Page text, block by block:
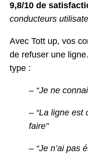
9,8/10 de
conducteurs
Avec Tott up, vos
de refuser une
type :
– “Je ne
– “La ligne est
faire”
– “Je n’ai pas